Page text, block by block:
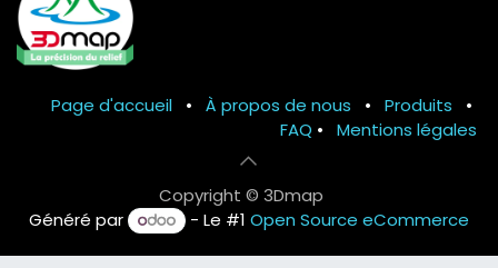
Page d'accueil • À propos de nous • Produits
•
FAQ • Mentions légales
Copyright © 3Dmap
Généré par
- Le #1 Open Source eCommerce